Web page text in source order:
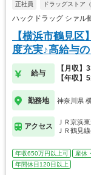
正社員 ドラッグストア
ハックドラッグ シァ
【横浜市鶴見
度充実♪高給与
給与
【月収】
【年収】
勤務地 神奈川県
アクセス
ＪＲ京浜
ＪＲ鶴見
年収650万円以上可 産休
年間休日120日以上